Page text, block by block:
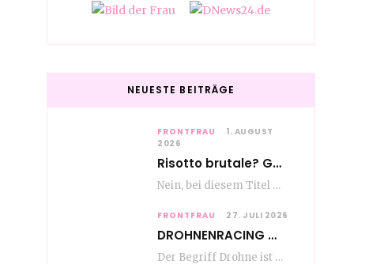
NEUESTE BEITRÄGE
FRONTFRAU
1. AUGUST
2026
Risotto brutale? Glückwunsch Axel Milberg zum 70. Geburtstag
Nein, bei diesem Titel handelt es sich nicht um eine Kochshow, oder vielleicht doch etwas.…
FRONTFRAU 27. JULI 2026
DROHNENRACING – mehr als ein hipper Nischensport
Der Begriff Drohne ist seit den andauernden weltweiten Kriegshandlungen seit Jahren in aller Munde. Und…